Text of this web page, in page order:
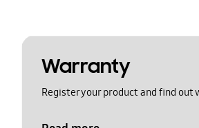
Warranty
Register your product and find out